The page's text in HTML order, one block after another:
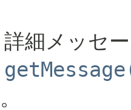
細メッセ